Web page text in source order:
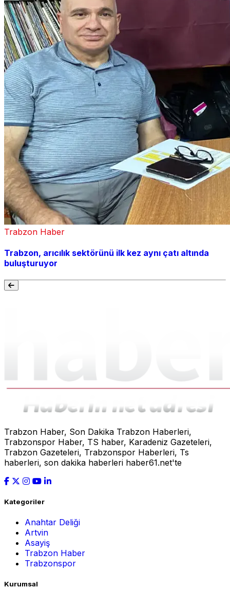
Trabzon Haber
Trabzon, arıcılık sektörünü ilk kez aynı çatı altında
buluşturuyor
Trabzon Haber, Son Dakika Trabzon Haberleri,
Trabzonspor Haber, TS haber, Karadeniz Gazeteleri,
Trabzon Gazeteleri, Trabzonspor Haberleri, Ts
haberleri, son dakika haberleri haber61.net'te
Kategoriler
Anahtar Deliği
Artvin
Asayiş
Trabzon Haber
Trabzonspor
Kurumsal